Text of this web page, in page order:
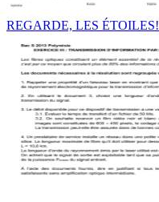
REGARDE, LES ÉTOILES!